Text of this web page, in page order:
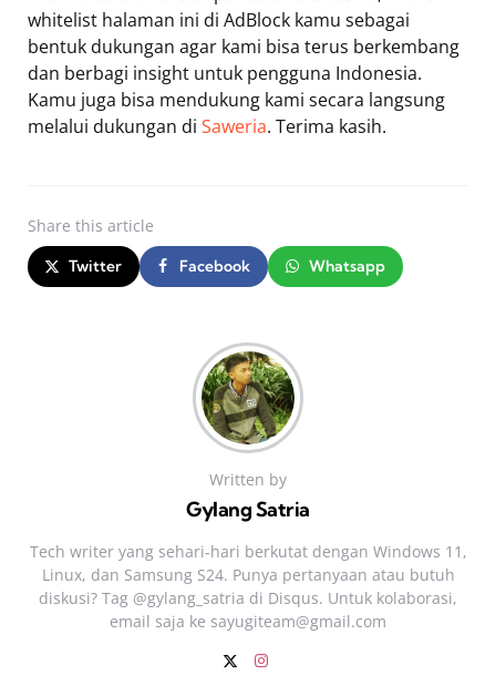
whitelist halaman ini di AdBlock kamu sebagai
bentuk dukungan agar kami bisa terus berkembang
dan berbagi insight untuk pengguna Indonesia.
Kamu juga bisa mendukung kami secara langsung
melalui dukungan di Saweria. Terima kasih.
Share this article
Twitter Facebook Whatsapp
Written by
Gylang Satria
Tech writer yang sehari‑hari berkutat dengan Windows 11,
Linux, dan Samsung S24. Punya pertanyaan atau butuh
diskusi? Tag @gylang_satria di Disqus. Untuk kolaborasi,
email saja ke sayugiteam@gmail.com